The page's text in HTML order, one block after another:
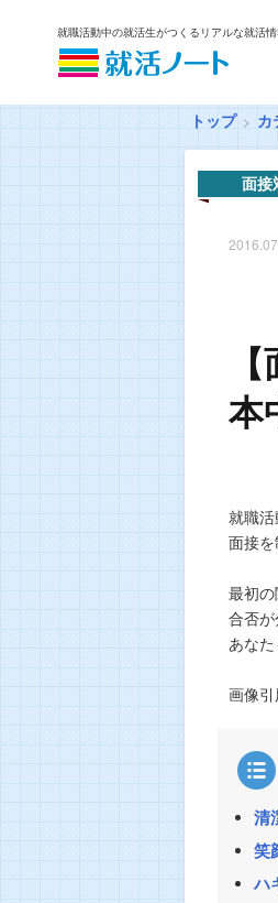
就職活動中の就活生がつくるリアルな就活
トップ カ
面接
本
就職活
面接
最初
合否が
あな
画像
清
笑
ハ